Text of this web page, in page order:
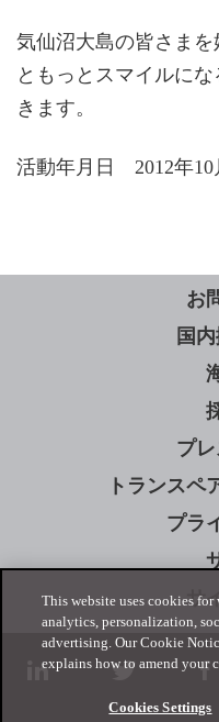
気仙沼大島の皆さま
ともっとスマイルに
きます。
活動年月日 2012年10
お
国
プ
トランスペ
プラ
サ
linkedin twitter facebook
This website uses cookies
analytics, personalization,
advertising. Our Cookie
explains how to amend your
Cookies Settings